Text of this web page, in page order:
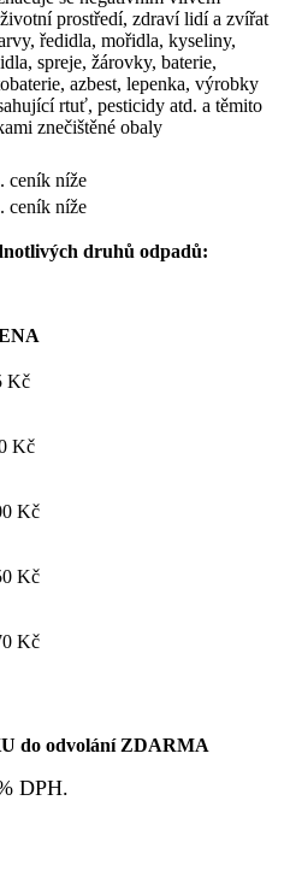
prostředí, zdraví lidí a zvířat
ředidla, mořidla, kyseliny,
spreje, žárovky, baterie,
azbest, lepenka, výrobky
rtuť, pesticidy atd. a těmito
znečištěné obaly
ceník níže
ceník níže
druhů odpadů:
Kč
Kč
Kč
Kč
Kč
do odvolání ZDARMA
DPH.